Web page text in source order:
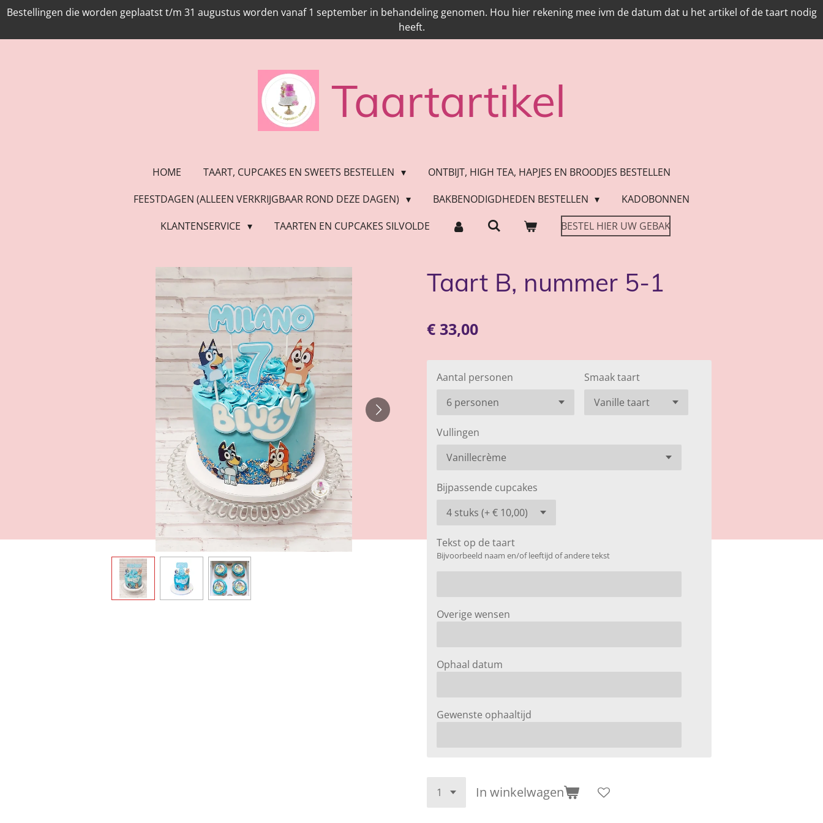
Ga
naar
Bestellingen die worden geplaatst t/m 31 augustus worden vanaf 1 september in behandeling genomen. Hou hier rekening mee ivm de datum dat u het artikel of de taart nodig
heeft.
Taartartikel
HOME TAART, CUPCAKES EN SWEETS BESTELLEN
ONTBIJT, HIGH TEA, HAPJES EN BROODJES BESTELLEN
FEESTDAGEN (ALLEEN VERKRIJGBAAR ROND DEZE DAGEN)
BAKBENODIGDHEDEN BESTELLEN
KADOBONNEN
KLANTENSERVICE
TAARTEN EN CUPCAKES SILVOLDE BESTEL HIER UW GEBAK
Taart B, nummer 5-1
€ 33,00
Aantal personen Smaak taart
Vullingen
Bijpassende cupcakes
Tekst op de taart
Bijvoorbeeld naam en/of leeftijd of andere tekst
Overige wensen
Ophaal datum
Gewenste ophaaltijd
In winkelwagen